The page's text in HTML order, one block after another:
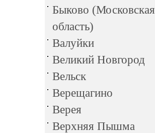
Быково (Московская
область)
Валуйки
Великий Новгород
Вельск
Верещагино
Верея
Верхняя Пышма